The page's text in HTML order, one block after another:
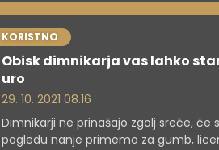
energetski svetovalec mreže ENSVET
KORISTNO
Obisk dimnikarja vas lahko
uro
29. 10. 2021 08.16
Dimnikarji ne prinašajo zgolj sreče,
pogledu nanje primemo za gumb,